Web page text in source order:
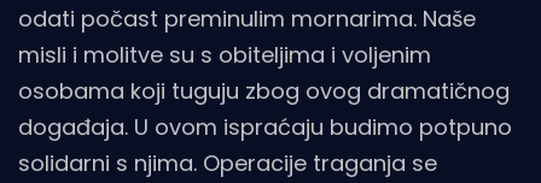
odati počast preminulim mornarima. Naše
misli i molitve su s obiteljima i voljenim
osobama koji tuguju zbog ovog dramatičnog
događaja. U ovom ispraćaju budimo potpuno
solidarni s njima. Operacije traganja se